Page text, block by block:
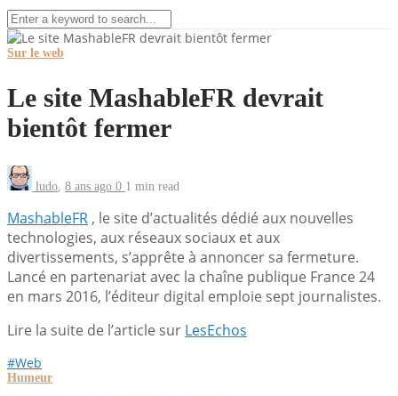
Sur le web
Le site MashableFR devrait
bientôt fermer
ludo 8 ans ago 0 1 min read
MashableFR , le site d’actualités dédié aux nouvelles
technologies, aux réseaux sociaux et aux
divertissements, s’apprête à annoncer sa fermeture.
Lancé en partenariat avec la chaîne publique France 24
en mars 2016, l’éditeur digital emploie sept journalistes.
Lire la suite de l’article sur LesEchos
#Web
Humeur